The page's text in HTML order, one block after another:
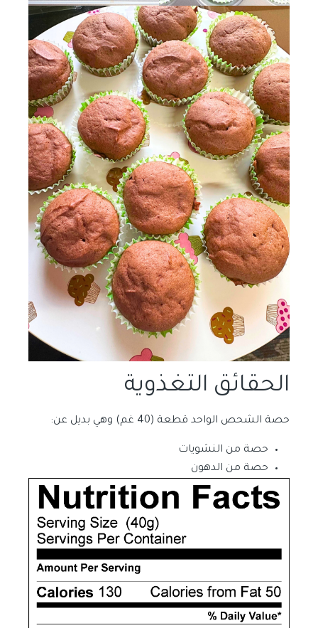
الحقائق التغذوية
حصة الشحص الواحد قطعة (40 غم) وهي بديل عن:
حصة من النشويات
حصة من الدهون